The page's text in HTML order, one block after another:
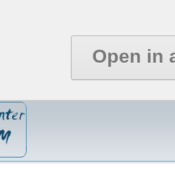
Open in